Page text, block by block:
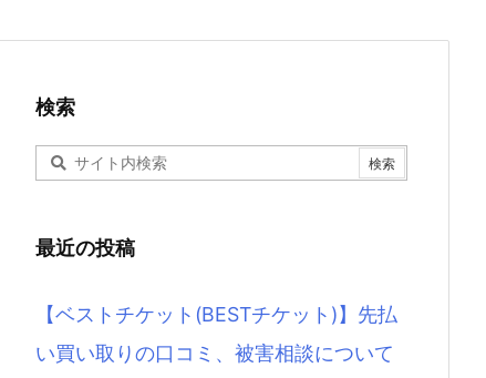
検索
最近の投稿
【ベストチケット(BESTチケット)】先払
い買い取りの口コミ、被害相談について